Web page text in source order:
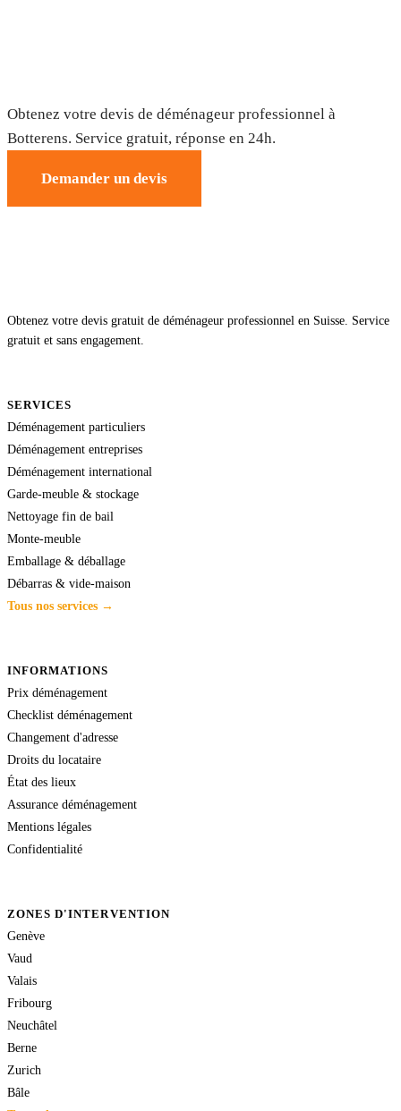
Obtenez votre devis de déménageur professionnel à
Botterens. Service gratuit, réponse en 24h.
Demander un devis
Obtenez votre devis gratuit de déménageur professionnel en Suisse. Service
gratuit et sans engagement.
SERVICES
Déménagement particuliers
Déménagement entreprises
Déménagement international
Garde-meuble & stockage
Nettoyage fin de bail
Monte-meuble
Emballage & déballage
Débarras & vide-maison
Tous nos services →
INFORMATIONS
Prix déménagement
Checklist déménagement
Changement d'adresse
Droits du locataire
État des lieux
Assurance déménagement
Mentions légales
Confidentialité
ZONES D'INTERVENTION
Genève
Vaud
Valais
Fribourg
Neuchâtel
Berne
Zurich
Bâle